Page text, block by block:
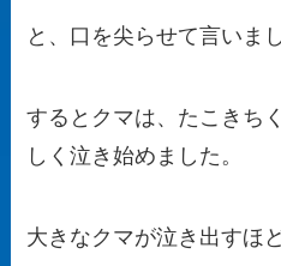
と、口を尖らせて言いま
するとクマは、たこきち
しく泣き始めました。
大きなクマが泣き出すほ